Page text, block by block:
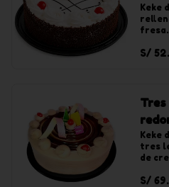
Keke
S/
Tres
Keke
tres
de
con
S/